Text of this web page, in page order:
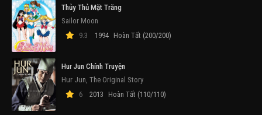
Thủy Thủ Mặt Trăng
Sailor Moon
9.3
1994 Hoàn Tất (200/200)
Hur Jun Chính Truyện
Hur Jun, The Original Story
6
2013 Hoàn Tất (110/110)